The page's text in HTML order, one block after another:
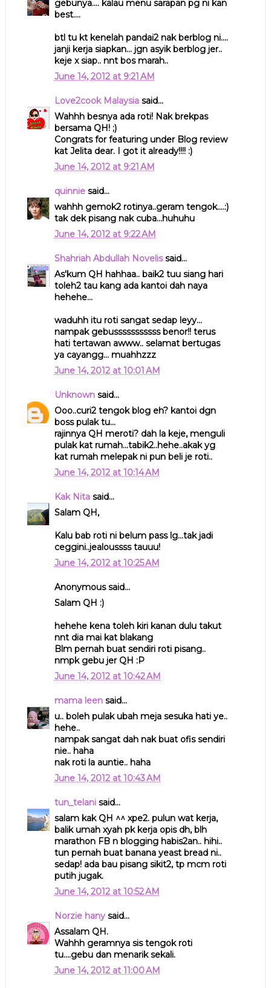
gebunya.... kalau menu sarapan pg ni kan
best....
btl tu kt kenelah pandai2 nak berblog ni....
janji kerja siapkan... jgn asyik berblog jer..
keje x siap.. nnt bos marah..
June 14, 2012 at 9:21 AM
Love2cook Malaysiasaid...
Wahhh besnya ada roti! Nak brekpas
bersama QH! ;)
Congrats for featuring under Blog review
kat Jelita dear. I got it already!!!! :)
June 14, 2012 at 9:21 AM
quinniesaid...
wahhh gemok2 rotinya..geram tengok....:)
tak dek pisang nak cuba...huhuhu
June 14, 2012 at 9:22 AM
Shahriah Abdullah Novelissaid...
As'kum QH hahhaa.. baik2 tuu siang hari
toleh2 tau kang ada kantoi dah naya
hehehe...
waduhh itu roti sangat sedap leyy...
nampak gebusssssssssss benor!! terus
hati tertawan awww.. selamat bertugas
ya cayangg... muahhzzz
June 14, 2012 at 10:01 AM
Unknownsaid...
Ooo..curi2 tengok blog eh? kantoi dgn
boss pulak tu...
rajinnya QH meroti? dah la keje, menguli
pulak kat rumah...tabik2..hehe..akak yg
kat rumah melepak ni pun beli je roti..
June 14, 2012 at 10:14 AM
Kak Nitasaid...
Salam QH,
Kalu bab roti ni belum pass lg...tak jadi
ceggini..jealoussss tauuu!
June 14, 2012 at 10:25 AM
Anonymous said...
Salam QH :)
hehehe kena toleh kiri kanan dulu takut
nnt dia mai kat blakang
Blm pernah buat sendiri roti pisang..
nmpk gebu jer QH :P
June 14, 2012 at 10:42 AM
mama leensaid...
u.. boleh pulak ubah meja sesuka hati ye..
hehe..
nampak sangat dah nak buat ofis sendiri
nie.. haha
nak roti la auntie.. haha
June 14, 2012 at 10:43 AM
tun_telanisaid...
salam kak QH ^^ xpe2. pulun wat kerja,
balik umah xyah pk kerja opis dh, blh
marathon FB n blogging habis2an.. hihi..
tun pernah buat banana yeast bread ni..
sedap! ada bau pisang sikit2, tp mcm roti
putih jugak.
June 14, 2012 at 10:52 AM
Norzie hanysaid...
Assalam QH.
Wahhh geramnya sis tengok roti
tu....gebu dan menarik sekali.
June 14, 2012 at 11:00 AM